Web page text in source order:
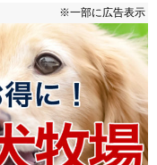
※一部に広告表示